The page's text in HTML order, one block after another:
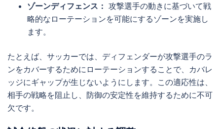
ゾーンディフェンス： 攻撃選手の動きに基づいて戦
略的なローテーションを可能にするゾーンを実施し
ます。
たとえば、サッカーでは、ディフェンダーが攻撃選手のラ
ンをカバーするためにローテーションすることで、カバレ
ッジにギャップが生じないようにします。この適応性は、
相手の戦略を阻止し、防御の安定性を維持するために不可
欠です。